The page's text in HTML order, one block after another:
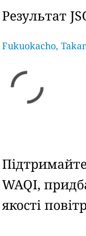
Результат
Fukuokacho,
WAQI,
якості